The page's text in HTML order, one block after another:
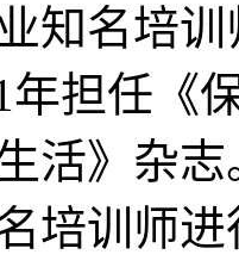
知名培
年担任《
活》杂
培训师